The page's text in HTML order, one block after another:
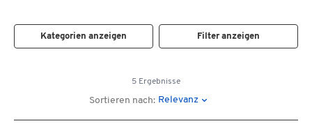
Kategorien anzeigen Filter anzeigen
5 Ergebnisse
Sortieren nach: Relevanz